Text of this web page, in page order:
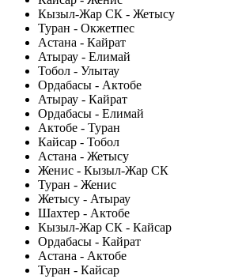
Кызыл-Жар СК - Жетысу
Туран - Окжетпес
Астана - Кайрат
Атырау - Елимай
Тобол - Улытау
Ордабасы - Актобе
Атырау - Кайрат
Ордабасы - Елимай
Актобе - Туран
Кайсар - Тобол
Астана - Жетысу
Женис - Кызыл-Жар СК
Туран - Женис
Жетысу - Атырау
Шахтер - Актобе
Кызыл-Жар СК - Кайсар
Ордабасы - Кайрат
Астана - Актобе
Туран - Кайсар